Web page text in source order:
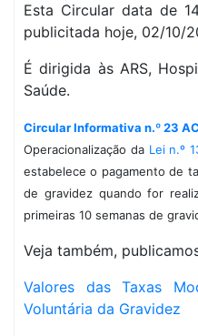
Esta Circular data de
publicitada hoje, 02/10/
É dirigida às ARS,
Saúde.
Circular Informativa n.º 23
Operacionalização da Lei n.º
estabelece o pagamento de
de gravidez quando for
primeiras 10 semanas de
Veja também,
Valores das Taxas
Voluntária da Gravidez